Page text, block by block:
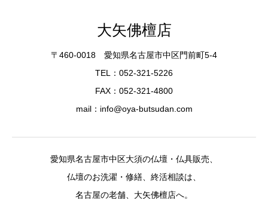
大矢佛檀店
〒460-0018 愛知県名古屋市中区門前町5-4
TEL：052-321-5226
FAX：052-321-4800
mail：info@oya-butsudan.com
愛知県名古屋市中区大須の仏壇・仏具販売、
仏壇のお洗濯・修繕、終活相談は、
名古屋の老舗、大矢佛檀店へ。